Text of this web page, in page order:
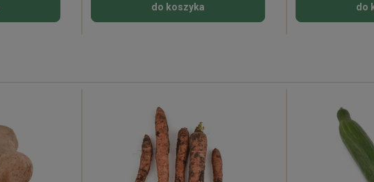
do koszyka do